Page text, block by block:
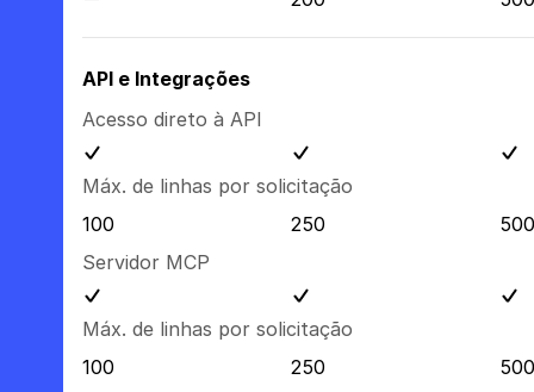
API e Integrações
Acesso direto à API
Máx. de linhas por solicitação
100
250
500
Servidor MCP
Máx. de linhas por solicitação
100
250
500